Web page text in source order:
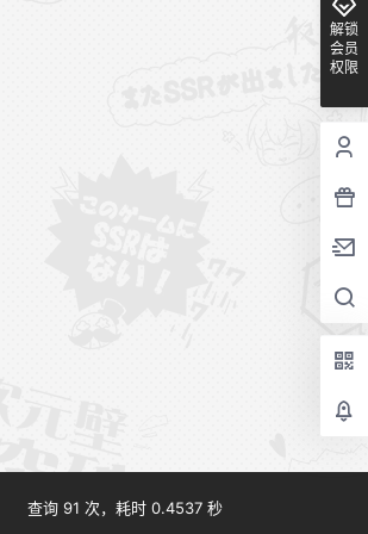
解锁
会员
权限
查询 91 次，耗时 0.4537 秒